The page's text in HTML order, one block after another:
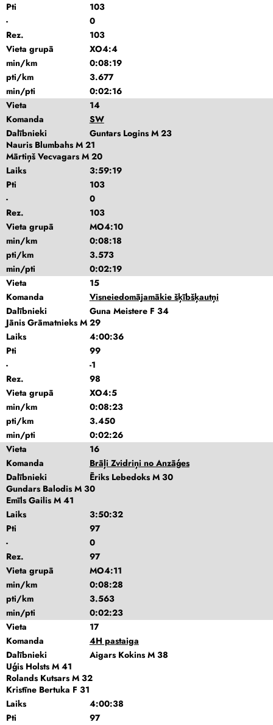
Pti
103
-
0
Rez.
103
Vieta grupā
XO4:4
min/km
0:08:19
pti/km
3.677
min/pti
0:02:16
Vieta
14
Komanda
SW
Dalībnieki
Guntars Logins M 23
Nauris Blumbahs M 21
Mārtiņš Vecvagars M 20
Laiks
3:59:19
Pti
103
-
0
Rez.
103
Vieta grupā
MO4:10
min/km
0:08:18
pti/km
3.573
min/pti
0:02:19
Vieta
15
Komanda
Visneiedomājamākie šķībšķautņi
Dalībnieki
Guna Meistere F 34
Jānis Grāmatnieks M 29
Laiks
4:00:36
Pti
99
-
-1
Rez.
98
Vieta grupā
XO4:5
min/km
0:08:23
pti/km
3.450
min/pti
0:02:26
Vieta
16
Komanda
Brāļi Zvidriņi no Anzāģes
Dalībnieki
Ēriks Lebedoks M 30
Gundars Balodis M 30
Emīls Gailis M 41
Laiks
3:50:32
Pti
97
-
0
Rez.
97
Vieta grupā
MO4:11
min/km
0:08:28
pti/km
3.563
min/pti
0:02:23
Vieta
17
Komanda
4H pastaiga
Dalībnieki
Aigars Kokins M 38
Uģis Holsts M 41
Rolands Kutsars M 32
Kristīne Bertuka F 31
Laiks
4:00:38
Pti
97